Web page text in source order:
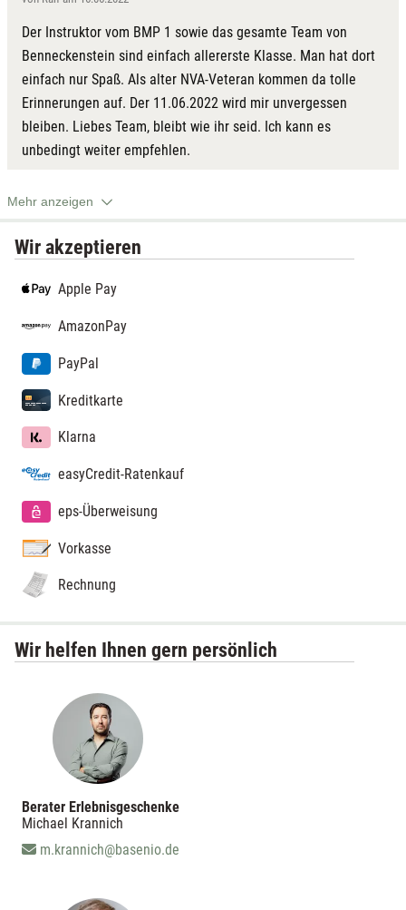
Der Instruktor vom BMP 1 sowie das gesamte Team von
Benneckenstein sind einfach allererste Klasse. Man hat dort
einfach nur Spaß. Als alter NVA-Veteran kommen da tolle
Erinnerungen auf. Der 11.06.2022 wird mir unvergessen
bleiben. Liebes Team, bleibt wie ihr seid. Ich kann es
unbedingt weiter empfehlen.
Mehr anzeigen
Wir akzeptieren
Apple Pay
AmazonPay
PayPal
Kreditkarte
Klarna
easyCredit-Ratenkauf
eps-Überweisung
Vorkasse
Rechnung
Wir helfen Ihnen gern persönlich
Berater Erlebnisgeschenke
Michael Krannich
m.krannich@basenio.de